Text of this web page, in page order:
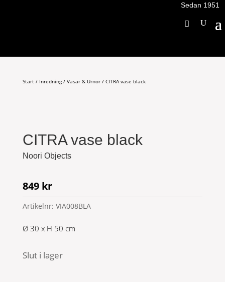
Sedan 1951
Start/ Inredning/ Vasar & Urnor/ CITRA vase black
CITRA vase black
Noori Objects
849 kr
Artikelnr: VIA008BLA
Ø 30 x H 50 cm
Slut i lager